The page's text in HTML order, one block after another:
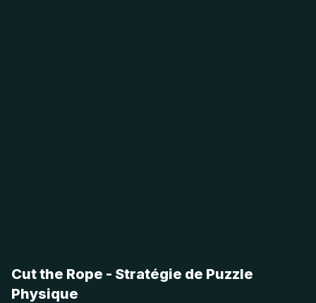
Cut the Rope - Stratégie de Puzzle
Physique